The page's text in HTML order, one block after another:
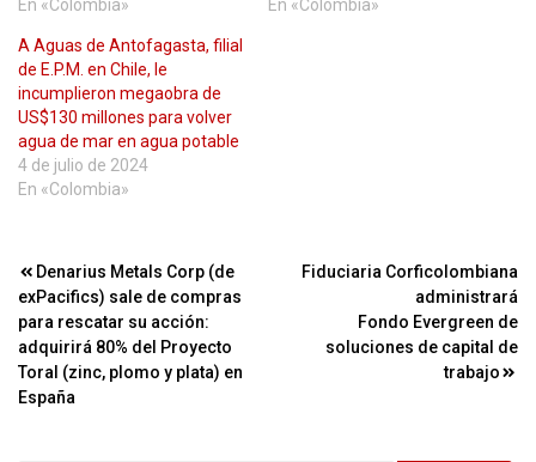
En «Colombia»
En «Colombia»
A Aguas de Antofagasta, filial
de E.P.M. en Chile, le
incumplieron megaobra de
US$130 millones para volver
agua de mar en agua potable
4 de julio de 2024
En «Colombia»
Navegación
de
entradas
Denarius Metals Corp (de
exPacifics) sale de compras
para rescatar su acción:
adquirirá 80% del Proyecto
Toral (zinc, plomo y plata) en
España
Fiduciaria Corficolombiana
administrará
Fondo Evergreen de
soluciones de capital de
trabajo